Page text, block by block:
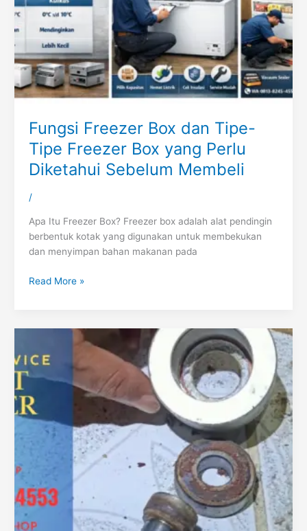
Fungsi Freezer Box dan Tipe-
Tipe Freezer Box yang Perlu
Diketahui Sebelum Membeli
/
Apa Itu Freezer Box? Freezer box adalah alat pendingin
berbentuk kotak yang digunakan untuk membekukan
dan menyimpan bahan makanan pada
Read More »